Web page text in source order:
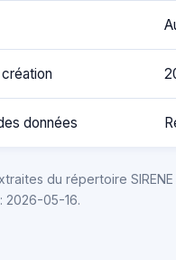
données
du répertoire
2026-05-16.